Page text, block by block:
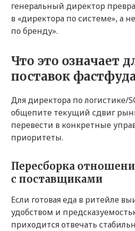
генеральный директор
в «директора по системе», а
по бренду».
Что это означает
поставок
Для директора по логистике/
общепите текущий сдвиг
перевести в конкретные
приоритеты.
Пересборка
с поставщиками
Если готовая еда в ритейле
удобством и
приходится отвечать